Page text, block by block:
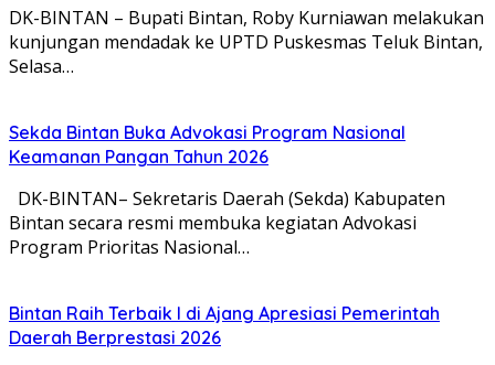
DK-BINTAN – Bupati Bintan, Roby Kurniawan melakukan
kunjungan mendadak ke UPTD Puskesmas Teluk Bintan,
Selasa…
Sekda Bintan Buka Advokasi Program Nasional
Keamanan Pangan Tahun 2026
DK-BINTAN– Sekretaris Daerah (Sekda) Kabupaten
Bintan secara resmi membuka kegiatan Advokasi
Program Prioritas Nasional…
Bintan Raih Terbaik I di Ajang Apresiasi Pemerintah
Daerah Berprestasi 2026